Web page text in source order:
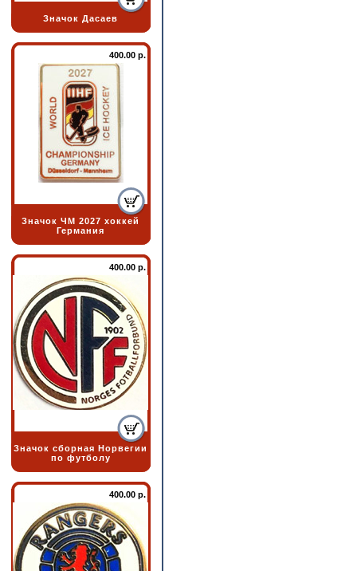
Значок Дасаев
400.00 р.
Значок ЧМ 2027 хоккей
Германия
400.00 р.
Значок сборная Норвегии
по футболу
400.00 р.